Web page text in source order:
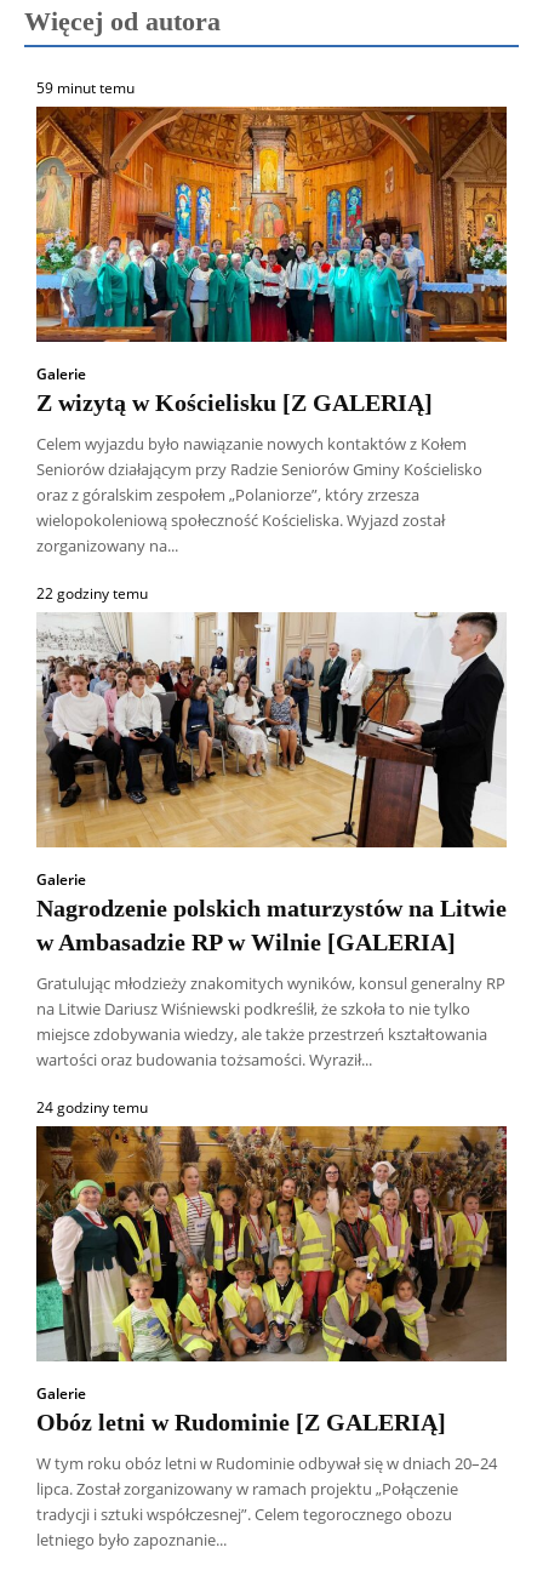
Więcej od autora
59 minut temu
Galerie
Z wizytą w Kościelisku [Z GALERIĄ]
Celem wyjazdu było nawiązanie nowych kontaktów z Kołem
Seniorów działającym przy Radzie Seniorów Gminy Kościelisko
oraz z góralskim zespołem „Polaniorze”, który zrzesza
wielopokoleniową społeczność Kościeliska. Wyjazd został
zorganizowany na...
22 godziny temu
Galerie
Nagrodzenie polskich maturzystów na Litwie
w Ambasadzie RP w Wilnie [GALERIA]
Gratulując młodzieży znakomitych wyników, konsul generalny RP
na Litwie Dariusz Wiśniewski podkreślił, że szkoła to nie tylko
miejsce zdobywania wiedzy, ale także przestrzeń kształtowania
wartości oraz budowania tożsamości. Wyraził...
24 godziny temu
Galerie
Obóz letni w Rudominie [Z GALERIĄ]
W tym roku obóz letni w Rudominie odbywał się w dniach 20–24
lipca. Został zorganizowany w ramach projektu „Połączenie
tradycji i sztuki współczesnej”. Celem tegorocznego obozu
letniego było zapoznanie...
Wszyscy Aleksander Borowik
Antoni Radczenko
Artur Płokszto
Grzegorz Górny
ks. Jarosław Wąsowicz SDB